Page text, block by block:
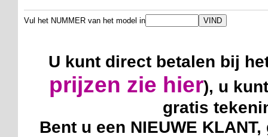
Vul het NUMMER van het model in
U kunt direct betalen bij
prijzen zie hier), u
gratis
Bent u een NIEUWE